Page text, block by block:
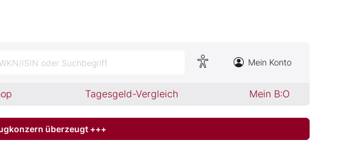
ISIN oder Suchbegriff Mein Konto
Tagesgeld-Vergleich Mein B:O
überzeugt +++